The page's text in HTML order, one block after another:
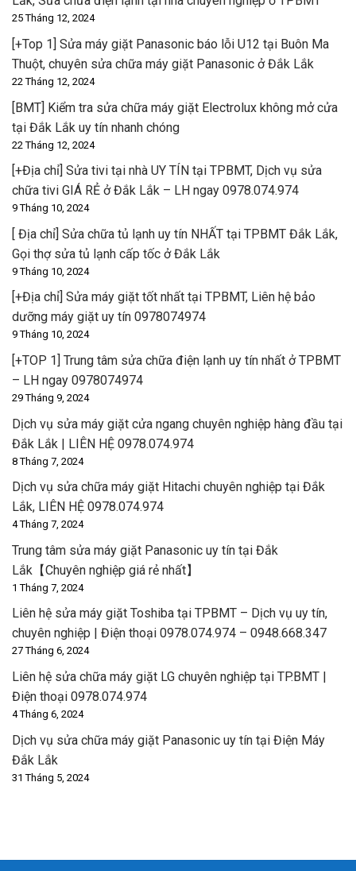
25 Tháng 12, 2024
[+Top 1] Sửa máy giặt Panasonic báo lỗi U12 tại Buôn Ma
Thuột, chuyên sửa chữa máy giặt Panasonic ở Đắk Lắk
22 Tháng 12, 2024
[BMT] Kiểm tra sửa chữa máy giặt Electrolux không mở cửa
tại Đắk Lắk uy tín nhanh chóng
22 Tháng 12, 2024
[+Địa chỉ] Sửa tivi tại nhà UY TÍN tại TPBMT, Dịch vụ sửa
chữa tivi GIÁ RẺ ở Đắk Lắk – LH ngay 0978.074.974
9 Tháng 10, 2024
[ Địa chỉ] Sửa chữa tủ lạnh uy tín NHẤT tại TPBMT Đắk Lắk,
Gọi thợ sửa tủ lạnh cấp tốc ở Đắk Lắk
9 Tháng 10, 2024
[+Địa chỉ] Sửa máy giặt tốt nhất tại TPBMT, Liên hệ bảo
dưỡng máy giặt uy tín 0978074974
9 Tháng 10, 2024
[+TOP 1] Trung tâm sửa chữa điện lạnh uy tín nhất ở TPBMT
– LH ngay 0978074974
29 Tháng 9, 2024
Dịch vụ sửa máy giặt cửa ngang chuyên nghiệp hàng đầu tại
Đắk Lắk | LIÊN HỆ 0978.074.974
8 Tháng 7, 2024
Dịch vụ sửa chữa máy giặt Hitachi chuyên nghiệp tại Đắk
Lắk, LIÊN HỆ 0978.074.974
4 Tháng 7, 2024
Trung tâm sửa máy giặt Panasonic uy tín tại Đắk
Lắk【Chuyên nghiệp giá rẻ nhất】
1 Tháng 7, 2024
Liên hệ sửa máy giặt Toshiba tại TPBMT – Dịch vụ uy tín,
chuyên nghiệp | Điện thoại 0978.074.974 – 0948.668.347
27 Tháng 6, 2024
Liên hệ sửa chữa máy giặt LG chuyên nghiệp tại TP.BMT |
Điện thoại 0978.074.974
4 Tháng 6, 2024
Dịch vụ sửa chữa máy giặt Panasonic uy tín tại Điện Máy
Đắk Lắk
31 Tháng 5, 2024